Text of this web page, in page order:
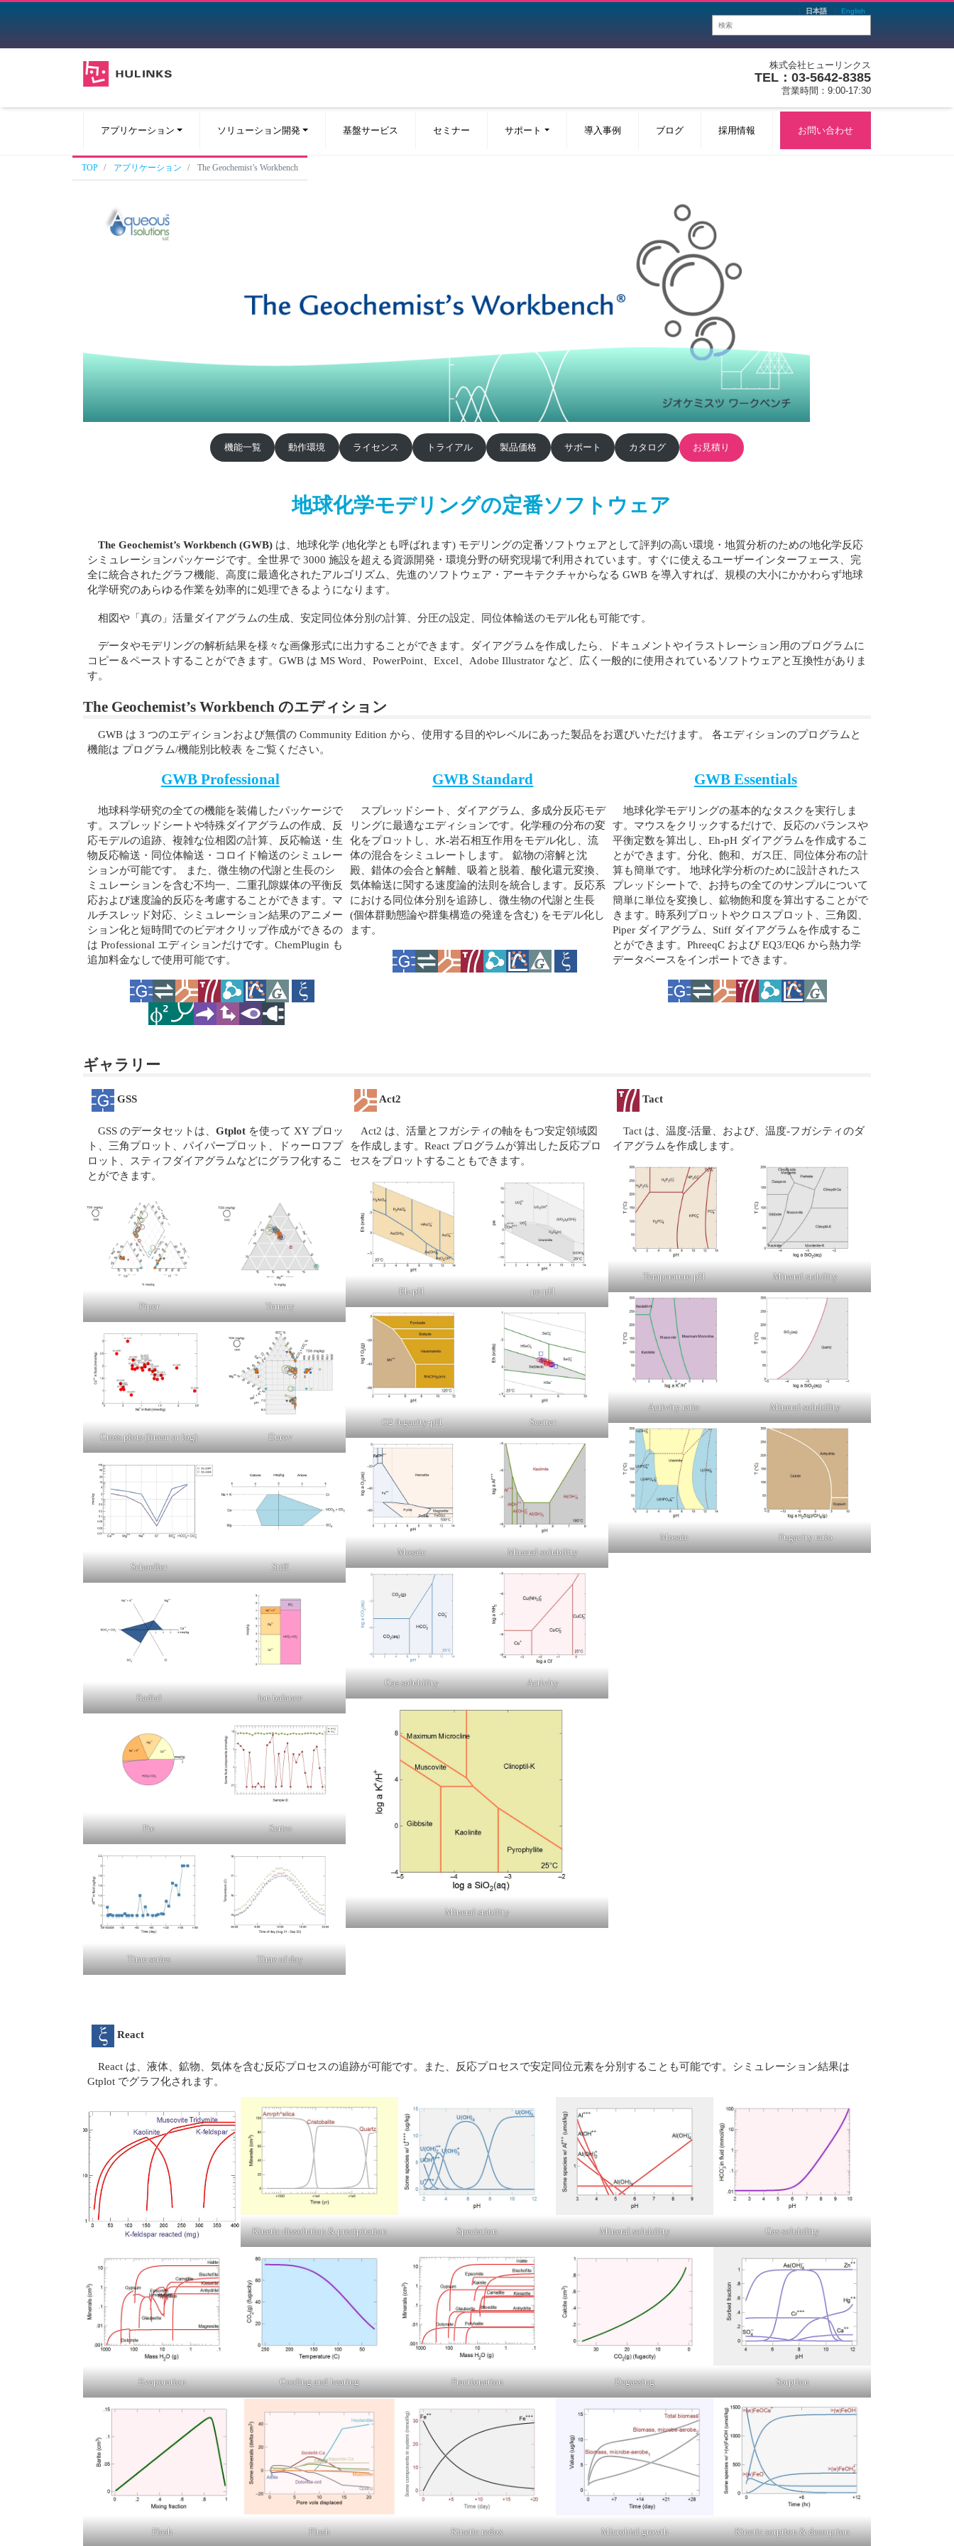
日本語 English
株式会社ヒューリンクス
TEL：03-5642-8385
営業時間：9:00-17:30
アプリケーション ソリューション開発 基盤サービス セミナー サポート 導入事例 ブログ 採用情報 お問い合わせ
TOP アプリケーション The Geochemist’s Workbench
機能一覧 動作環境 ライセンス トライアル 製品価格 サポート カタログ お見積り
地球化学モデリングの定番ソフトウェア
The Geochemist’s Workbench (GWB) は、地球化学 (地化学とも呼ばれます) モデリングの定番ソフトウェアとして評判の高い環境・地質分析のための地化学反応
シミュレーションパッケージです。全世界で 3000 施設を超える資源開発・環境分野の研究現場で利用されています。すぐに使えるユーザーインターフェース、完
全に統合されたグラフ機能、高度に最適化されたアルゴリズム、先進のソフトウェア・アーキテクチャからなる GWB を導入すれば、規模の大小にかかわらず地球
化学研究のあらゆる作業を効率的に処理できるようになります。
相図や「真の」活量ダイアグラムの生成、安定同位体分別の計算、分圧の設定、同位体輸送のモデル化も可能です。
データやモデリングの解析結果を様々な画像形式に出力することができます。ダイアグラムを作成したら、ドキュメントやイラストレーション用のプログラムに
コピー＆ペーストすることができます。GWB は MS Word、PowerPoint、Excel、Adobe Illustrator など、広く一般的に使用されているソフトウェアと互換性がありま
す。
The Geochemist’s Workbench のエディション
GWB は 3 つのエディションおよび無償の Community Edition から、使用する目的やレベルにあった製品をお選びいただけます。 各エディションのプログラムと
機能は プログラム/機能別比較表 をご覧ください。
GWB Professional
地球科学研究の全ての機能を装備したパッケージで
す。スプレッドシートや特殊ダイアグラムの作成、反
応モデルの追跡、複雑な位相図の計算、反応輸送・生
物反応輸送・同位体輸送・コロイド輸送のシミュレー
ションが可能です。 また、微生物の代謝と生長のシ
ミュレーションを含む不均一、二重孔隙媒体の平衡反
応および速度論的反応を考慮することができます。マ
ルチスレッド対応、シミュレーション結果のアニメー
ション化と短時間でのビデオクリップ作成ができるの
は Professional エディションだけです。ChemPlugin も
追加料金なしで使用可能です。
GWB Standard
スプレッドシート、ダイアグラム、多成分反応モデ
リングに最適なエディションです。化学種の分布の変
化をプロットし、水-岩石相互作用をモデル化し、流
体の混合をシミュレートします。 鉱物の溶解と沈
殿、錯体の会合と解離、吸着と脱着、酸化還元変換、
気体輸送に関する速度論的法則を統合します。反応系
における同位体分別を追跡し、微生物の代謝と生長
(個体群動態論や群集構造の発達を含む) をモデル化し
ます。
GWB Essentials
地球化学モデリングの基本的なタスクを実行しま
す。マウスをクリックするだけで、反応のバランスや
平衡定数を算出し、Eh-pH ダイアグラムを作成するこ
とができます。分化、飽和、ガス圧、同位体分布の計
算も簡単です。 地球化学分析のために設計されたス
プレッドシートで、お持ちの全てのサンプルについて
簡単に単位を変換し、鉱物飽和度を算出することがで
きます。時系列プロットやクロスプロット、三角図、
Piper ダイアグラム、Stiff ダイアグラムを作成するこ
とができます。PhreeqC および EQ3/EQ6 から熱力学
データベースをインポートできます。
ギャラリー
GSS
GSS のデータセットは、Gtplot を使って XY プロッ
ト、三角プロット、パイパープロット、ドゥーロフプ
ロット、スティフダイアグラムなどにグラフ化するこ
とができます。
Piper Ternary
Cross plots (linear or log) Durov
Schoeller Stiff
Radial Ion balance
Pie Series
Time series Time of day
Act2
Act2 は、活量とフガシティの軸をもつ安定領域図
を作成します。React プログラムが算出した反応プロ
セスをプロットすることもできます。
Eh-pH pe-pH
O2 fugacity-pH Scatter
Mosaic Mineral solubility
Gas solubility Activity
Mineral stability
Tact
Tact は、温度-活量、および、温度-フガシティのダ
イアグラムを作成します。
Temperature-pH Mineral stability
Activity ratio Mineral solubility
Mosaic Fugacity ratio
React
React は、液体、鉱物、気体を含む反応プロセスの追跡が可能です。また、反応プロセスで安定同位元素を分別することも可能です。シミュレーション結果は
Gtplot でグラフ化されます。
Kinetic dissolution & precipitation Speciation Mineral solubility Gas solubility
Evaporation Cooling and heating Fractionation Degassing Sorption
Flash Flush Kinetic redox Microbial growth Kinetic sorption & desorption